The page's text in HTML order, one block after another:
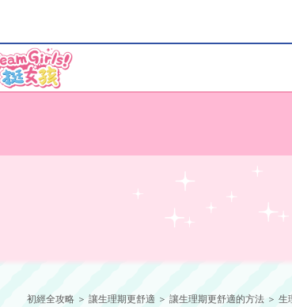
初經全攻略 ＞ 讓生理期更舒適 ＞ 讓生理期更舒適的方法 ＞ 生